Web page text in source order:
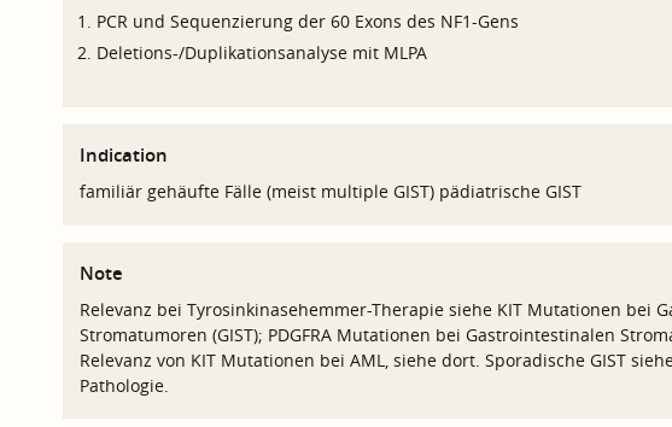
PCR und Sequenzierung der 60 Exons des NF1-Gens
Deletions-/Duplikationsanalyse mit MLPA
Indication
familiär gehäufte Fälle (meist multiple GIST) pädiatrische GIST
Note
Relevanz bei Tyrosinkinasehemmer-Therapie siehe KIT Mutationen bei
Stromatumoren (GIST); PDGFRA Mutationen bei Gastrointestinalen
Relevanz von KIT Mutationen bei AML, siehe dort. Sporadische GIST
Pathologie.